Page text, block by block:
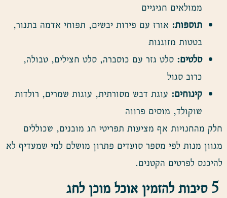
ממולאים חגיגיים
תוספות:אורז עם פירות יבשים, תפוחי אדמה בתנור,
בטטות מזוגגות
סלטים:סלט גזר עם כוסברה, סלט חצילים, טבולה,
כרוב סגול
קינוחים: עוגת דבש מסורתית, עוגות שמרים, רולדות
שוקולד, מוסים פרווה
חלק מהחנויות אף מציעות תפריטי חג מובנים, שכוללים
מגוון מנות לפי מספר סועדים פתרון מושלם למי שמעדיף לא
להיכנס לפרטים הקטנים.
סיבות להזמין אוכל מוכן לחג